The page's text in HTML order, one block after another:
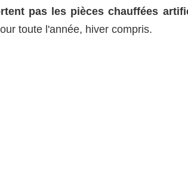
pas les pièces chauffées
toute l'année, hiver compris.